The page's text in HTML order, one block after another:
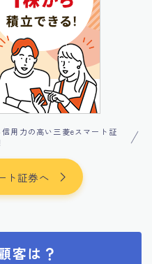
用力の高い三菱eスマート証
ト証券へ
客は？